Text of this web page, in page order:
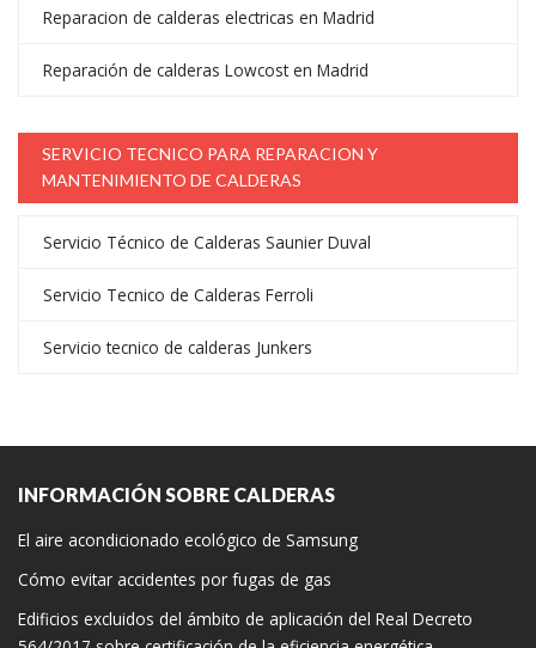
Reparacion de calderas electricas en Madrid
Reparación de calderas Lowcost en Madrid
SERVICIO TECNICO PARA REPARACION Y
MANTENIMIENTO DE CALDERAS
Servicio Técnico de Calderas Saunier Duval
Servicio Tecnico de Calderas Ferroli
Servicio tecnico de calderas Junkers
INFORMACIÓN SOBRE CALDERAS
El aire acondicionado ecológico de Samsung
Cómo evitar accidentes por fugas de gas
Edificios excluidos del ámbito de aplicación del Real Decreto